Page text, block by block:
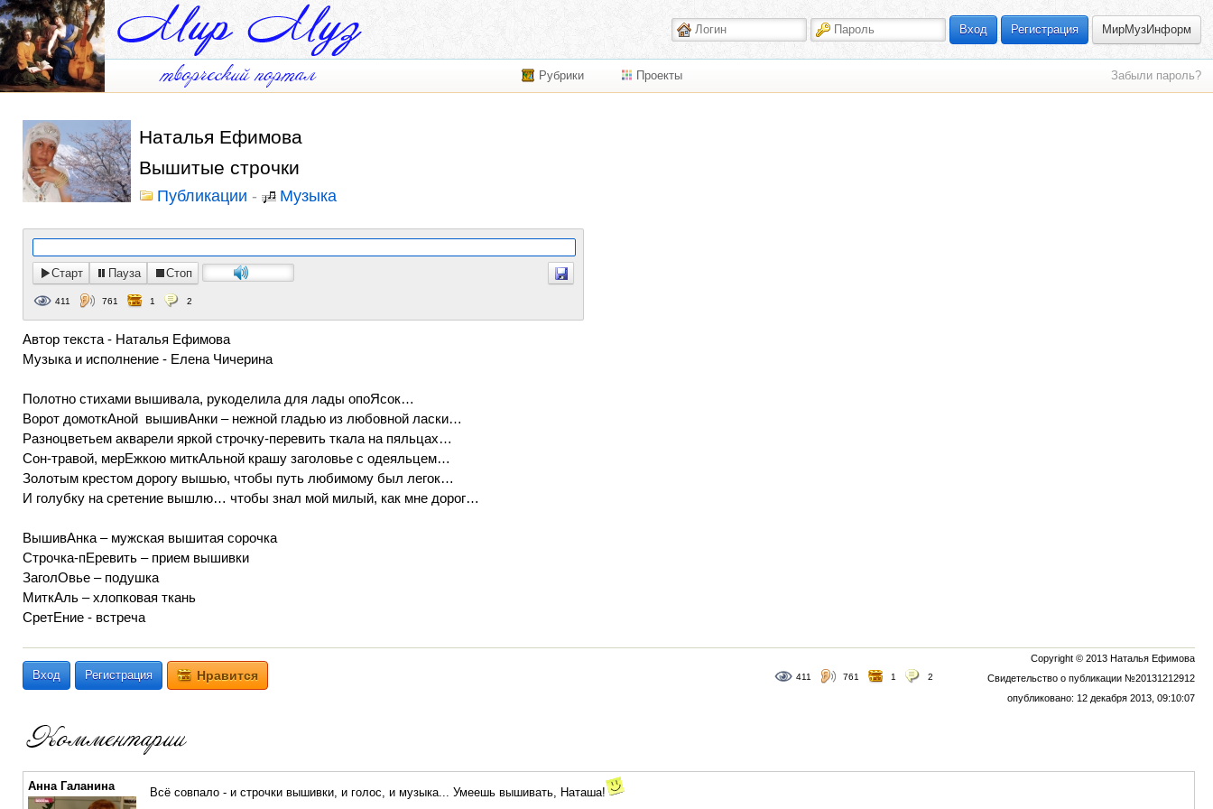
Вход Регистрация МирМузИнформ
Рубрики Проекты Забыли пароль?
Наталья Ефимова
Вышитые строчки
Публикации - Музыка
Старт Пауза Стоп
411 761 1 2
Автор текста - Наталья Ефимова
Музыка и исполнение - Елена Чичерина
Полотно стихами вышивала, рукоделила для лады опоЯсок…
Ворот домоткАной вышивАнки – нежной гладью из любовной ласки…
Разноцветьем акварели яркой строчку-перевить ткала на пяльцах…
Сон-травой, мерЕжкою миткАльной крашу заголовье с одеяльцем…
Золотым крестом дорогу вышью, чтобы путь любимому был легок…
И голубку на сретение вышлю… чтобы знал мой милый, как мне дорог…
ВышивАнка – мужская вышитая сорочка
Строчка-пЕревить – прием вышивки
ЗаголОвье – подушка
МиткАль – хлопковая ткань
СретЕние - встреча
Copyright © 2013 Наталья Ефимова
Свидетельство о публикации №20131212912
опубликовано: 12 декабря 2013, 09:10:07
411 761 1 2
Вход Регистрация Нравится
Анна Галанина Всё совпало - и строчки вышивки, и голос, и музыка... Умеешь вышивать, Наташа!